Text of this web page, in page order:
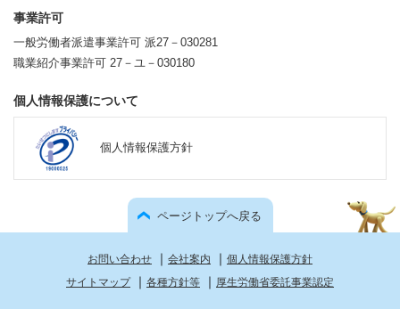
事業許可
一般労働者派遣事業許可 派27－030281
職業紹介事業許可 27－ユ－030180
個人情報保護について
個人情報保護方針
ページトップへ戻る
お問い合わせ ｜ 会社案内 ｜ 個人情報保護方針
サイトマップ
｜ 各種方針等 ｜ 厚生労働省委託事業認定